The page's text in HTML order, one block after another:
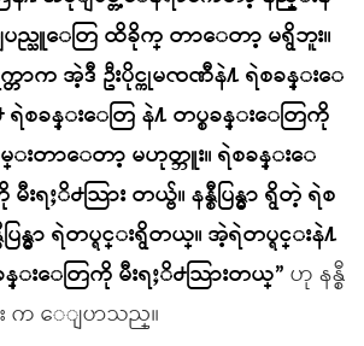
ည္သူေတြ ထိခိုက္ တာေတာ့ မရွိဘူး။
တာက အဲ့ဒီ ဦးပိုင္ကုမၸဏီနဲ႔ ရဲစခန္းေ
ရဲစခန္းေတြ နဲ႔ တပ္စခန္းေတြကို
မ္းတာေတာ့ မဟုတ္ဘူး။ ရဲစခန္းေ
ရႈိ႕သြား တယ္ဗ်။ နန္စီပြန္မွာ ရွိတဲ့ ရဲစ
ပြန္မွာ ရဲတပ္ရင္းရွိတယ္။ အဲ့ရဲတပ္ရင္းနဲ႔
ခန္းေတြကို မီးရႈိ႕သြားတယ္” ဟု နန္စီ
က ေျပာသည္။